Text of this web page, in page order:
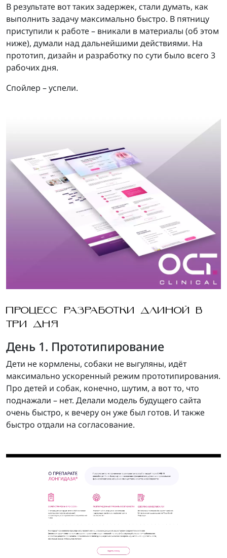
В результате вот таких задержек, стали думать, как
выполнить задачу максимально быстро. В пятницу
приступили к работе – вникали в материалы (об этом
ниже), думали над дальнейшими действиями. На
прототип, дизайн и разработку по сути было всего 3
рабочих дня.
Спойлер – успели.
ПРОЦЕСС РАЗРАБОТКИ ДЛИНОЙ В
ТРИ ДНЯ
День 1. Прототипирование
Дети не кормлены, собаки не выгуляны, идёт
максимально ускоренный режим прототипирования.
Про детей и собак, конечно, шутим, а вот то, что
поднажали – нет. Делали модель будущего сайта
очень быстро, к вечеру он уже был готов. И также
быстро отдали на согласование.